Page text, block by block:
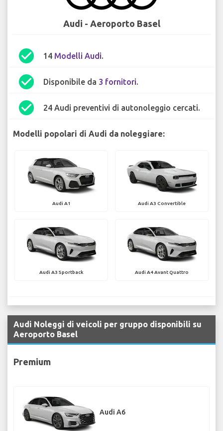
Audi - Aeroporto Basel
check_circle 14 Modelli Audi.
check_circle Disponibile da 3 fornitori.
check_circle 24 Audi preventivi di autonoleggio cercati.
Modelli popolari di Audi da noleggiare:
Audi A1 Audi A3 Convertible
Audi A3 Sportback Audi A4 Avant Quattro
Audi Noleggi di veicoli per gruppo disponibili su
Aeroporto Basel
Premium
Audi A6